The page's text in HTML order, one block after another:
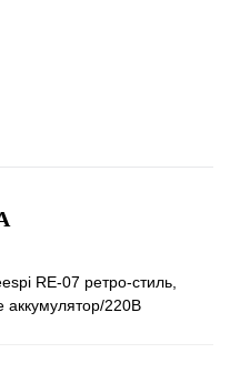
RE-07 ретро-стиль,
аккумулятор/220В